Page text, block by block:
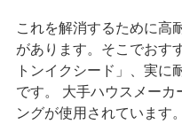
これを解消するために高
があります。そこでおす
トンイクシード」、実に
です。 大手ハウスメー
ングが使用されています。